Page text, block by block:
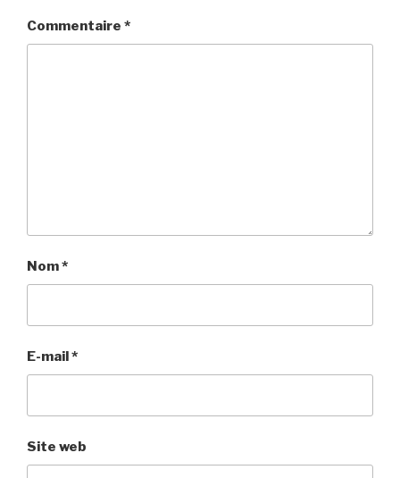
Commentaire *
Nom*
E-mail*
Site web